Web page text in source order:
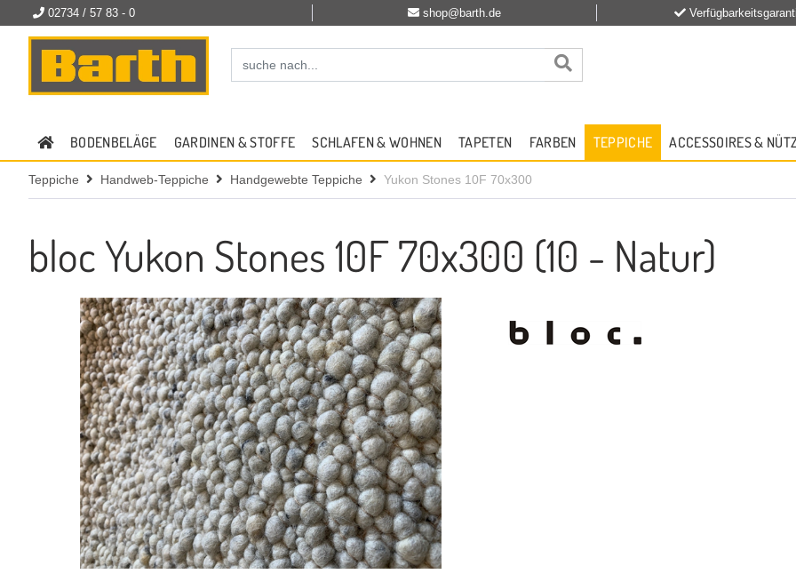
02734 / 57 83 - 0 shop@barth.de
BODENBELÄGE GARDINEN & STOFFE SCHLAFEN & WOHNEN TAPETEN FARBEN TEPPICHE ACCESSOIRES &
Teppiche Handweb-Teppiche Handgewebte Teppiche Yukon Stones 10F 70x300
bloc Yukon Stones 10F 70x300 (10 - Natur)